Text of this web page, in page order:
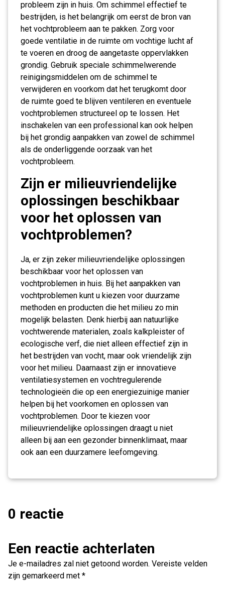
probleem zijn in huis. Om schimmel effectief te
bestrijden, is het belangrijk om eerst de bron van
het vochtprobleem aan te pakken. Zorg voor
goede ventilatie in de ruimte om vochtige lucht af
te voeren en droog de aangetaste oppervlakken
grondig. Gebruik speciale schimmelwerende
reinigingsmiddelen om de schimmel te
verwijderen en voorkom dat het terugkomt door
de ruimte goed te blijven ventileren en eventuele
vochtproblemen structureel op te lossen. Het
inschakelen van een professional kan ook helpen
bij het grondig aanpakken van zowel de schimmel
als de onderliggende oorzaak van het
vochtprobleem.
Zijn er milieuvriendelijke
oplossingen beschikbaar
voor het oplossen van
vochtproblemen?
Ja, er zijn zeker milieuvriendelijke oplossingen
beschikbaar voor het oplossen van
vochtproblemen in huis. Bij het aanpakken van
vochtproblemen kunt u kiezen voor duurzame
methoden en producten die het milieu zo min
mogelijk belasten. Denk hierbij aan natuurlijke
vochtwerende materialen, zoals kalkpleister of
ecologische verf, die niet alleen effectief zijn in
het bestrijden van vocht, maar ook vriendelijk zijn
voor het milieu. Daarnaast zijn er innovatieve
ventilatiesystemen en vochtregulerende
technologieën die op een energiezuinige manier
helpen bij het voorkomen en oplossen van
vochtproblemen. Door te kiezen voor
milieuvriendelijke oplossingen draagt u niet
alleen bij aan een gezonder binnenklimaat, maar
ook aan een duurzamere leefomgeving.
0 reactie
Een reactie achterlaten
Je e-mailadres zal niet getoond worden. Vereiste velden
zijn gemarkeerd met *